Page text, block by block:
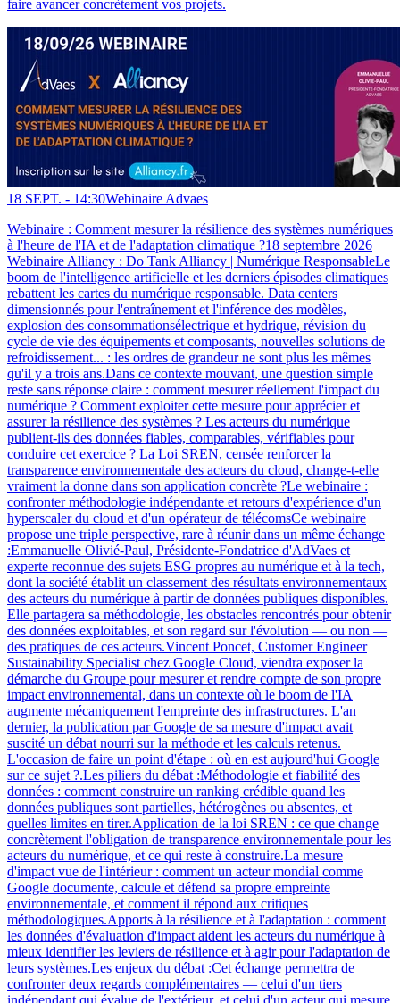
faire avancer concrètement vos projets.
18 SEPT. - 14:30Webinaire Advaes
Webinaire : Comment mesurer la résilience des systèmes numériques
à l'heure de l'IA et de l'adaptation climatique ?18 septembre 2026
Webinaire Alliancy : Do Tank Alliancy | Numérique ResponsableLe
boom de l'intelligence artificielle et les derniers épisodes climatiques
rebattent les cartes du numérique responsable. Data centers
dimensionnés pour l'entraînement et l'inférence des modèles,
explosion des consommationsélectrique et hydrique, révision du
cycle de vie des équipements et composants, nouvelles solutions de
refroidissement... : les ordres de grandeur ne sont plus les mêmes
qu'il y a trois ans.Dans ce contexte mouvant, une question simple
reste sans réponse claire : comment mesurer réellement l'impact du
numérique ? Comment exploiter cette mesure pour apprécier et
assurer la résilience des systèmes ? Les acteurs du numérique
publient-ils des données fiables, comparables, vérifiables pour
conduire cet exercice ? La Loi SREN, censée renforcer la
transparence environnementale des acteurs du cloud, change-t-elle
vraiment la donne dans son application concrète ?Le webinaire :
confronter méthodologie indépendante et retours d'expérience d'un
hyperscaler du cloud et d'un opérateur de télécomsCe webinaire
propose une triple perspective, rare à réunir dans un même échange
:Emmanuelle Olivié-Paul, Présidente-Fondatrice d'AdVaes et
experte reconnue des sujets ESG propres au numérique et à la tech,
dont la société établit un classement des résultats environnementaux
des acteurs du numérique à partir de données publiques disponibles.
Elle partagera sa méthodologie, les obstacles rencontrés pour obtenir
des données exploitables, et son regard sur l'évolution — ou non —
des pratiques de ces acteurs.Vincent Poncet, Customer Engineer
Sustainability Specialist chez Google Cloud, viendra exposer la
démarche du Groupe pour mesurer et rendre compte de son propre
impact environnemental, dans un contexte où le boom de l'IA
augmente mécaniquement l'empreinte des infrastructures. L'an
dernier, la publication par Google de sa mesure d'impact avait
suscité un débat nourri sur la méthode et les calculs retenus.
L'occasion de faire un point d'étape : où en est aujourd'hui Google
sur ce sujet ?.Les piliers du débat :Méthodologie et fiabilité des
données : comment construire un ranking crédible quand les
données publiques sont partielles, hétérogènes ou absentes, et
quelles limites en tirer.Application de la loi SREN : ce que change
concrètement l'obligation de transparence environnementale pour les
acteurs du numérique, et ce qui reste à construire.La mesure
d'impact vue de l'intérieur : comment un acteur mondial comme
Google documente, calcule et défend sa propre empreinte
environnementale, et comment il répond aux critiques
méthodologiques.Apports à la résilience et à l'adaptation : comment
les données d'évaluation d'impact aident les acteurs du numérique à
mieux identifier les leviers de résilience et à agir pour l'adaptation de
leurs systèmes.Les enjeux du débat :Cet échange permettra de
confronter deux regards complémentaires — celui d'un tiers
indépendant qui évalue de l'extérieur, et celui d'un acteur qui mesure